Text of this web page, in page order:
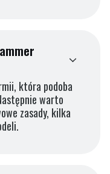
która podoba
warto
zasady, kilka